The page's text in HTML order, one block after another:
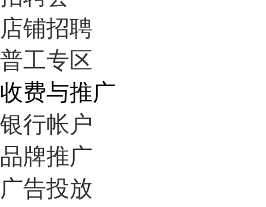
店铺招聘
普工专区
收费与推广
银行帐户
品牌推广
广告投放